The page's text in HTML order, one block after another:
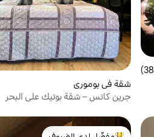
5، 38 مراجعات
شقة في بوموري
جرين كاتس – شقة بوتيك على البحر